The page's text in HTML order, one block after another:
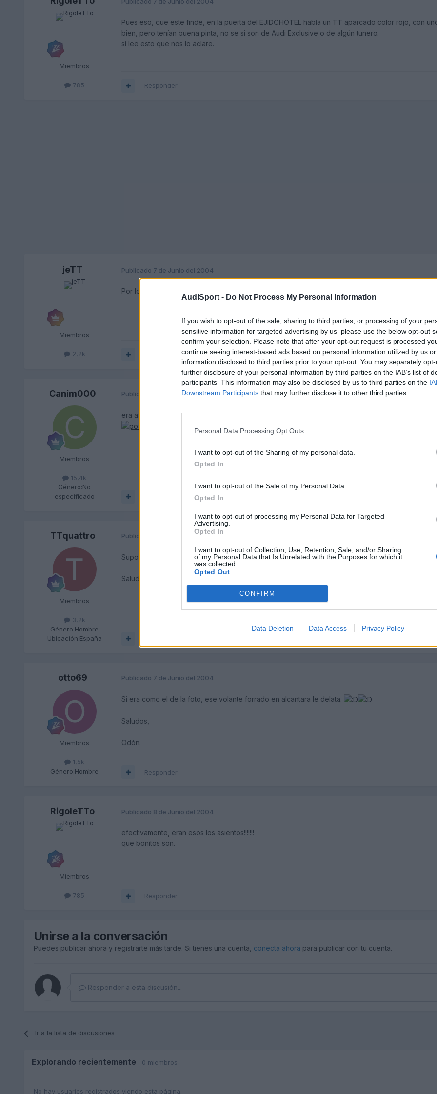
AudiSport - Do Not Process My Personal Information
If you wish to opt-out of the sale, sharing to third parties, or processing of your
sensitive information for targeted advertising by us, please use the below opt-out
confirm your selection. Please note that after your opt-out request is processed
continue seeing interest-based ads based on personal information utilized by us
information disclosed to third parties prior to your opt-out. You may separately
further disclosure of your personal information by third parties on the IAB’s list of
participants. This information may also be disclosed by us to third parties on the
Downstream Participants that may further disclose it to other third parties.
Personal Data Processing Opt Outs
I want to opt-out of the Sharing of my personal data.
Opted In
I want to opt-out of the Sale of my Personal Data.
Opted In
I want to opt-out of processing my Personal Data for Targeted
Advertising.
Opted In
I want to opt-out of Collection, Use, Retention, Sale, and/or Sharing
of my Personal Data that Is Unrelated with the Purposes for which it
was collected.
Opted Out
CONFIRM
Data Deletion Data Access Privacy Policy
Miembros
785
Pues eso, que este finde, en la puerta del EJIDOHOTEL había un TT aparcado color rojo, con
bien, pero tenían buena pinta, no se si son de Audi Exclusive o de algún tunero.
si lee esto que nos lo aclare.
Responder
jeTT
Miembros
2,2k
Publicado 7 de Junio del 2004
Por lo q dices , tiene toda la pinta de ser un TT Le Mans!!
Caním000
Miembros
15,4k
Género:No
especificado
Publicado 7 de Junio del 2004
era asi?
TTquattro
Miembros
3,2k
Género:Hombre
Ubicación:España
Publicado 7 de Junio del 2004
Supongo que le dejarías una tarjeta del foro, ¿no?... o una nota en el limpia para que nos visite
Saludos
otto69
Miembros
1,5k
Género:Hombre
Publicado 7 de Junio del 2004
Si era como el de la foto, ese volante forrado en alcantara le delata.
Saludos,
Odón.
Responder
RigoleTTo
Miembros
785
Publicado 8 de Junio del 2004
efectivamente, eran esos los asientos!!!!!!!
que bonitos son.
Responder
Unirse a la conversación
Puedes publicar ahora y registrarte más tarde. Si tienes una cuenta, conecta ahora para publicar con tu cuenta.
Responder a esta discusión...
Ir a la lista de discusiones
Explorando recientemente 0 miembros
No hay usuarios registrados viendo esta página.